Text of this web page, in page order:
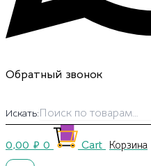
Обратный звонок
Искать:
0,00 ₽ 0 Cart